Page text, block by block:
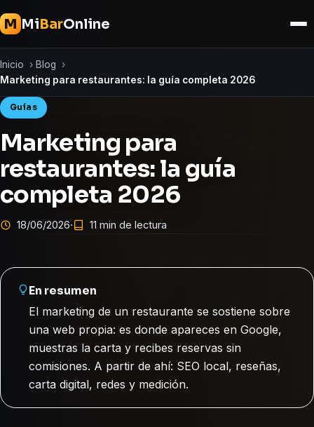
M MiBarOnline
Inicio › Blog
›
Marketing para restaurantes: la guía completa 2026
Guías
Marketing para
restaurantes: la guía
completa 2026
18/06/2026· 11 min de lectura
En resumen
El marketing de un restaurante se sostiene sobre
una web propia: es donde apareces en Google,
muestras la carta y recibes reservas sin
comisiones. A partir de ahí: SEO local, reseñas,
carta digital, redes y medición.